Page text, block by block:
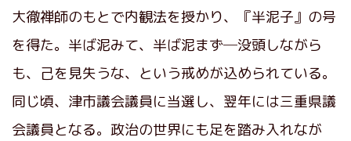
大徹禅師のもとで内観法を授かり、『半泥子』の号
を得た。半ば泥みて、半ば泥まず─没頭しながら
も、己を見失うな、という戒めが込められている。
同じ頃、津市議会議員に当選し、翌年には三重県議
会議員となる。政治の世界にも足を踏み入れなが